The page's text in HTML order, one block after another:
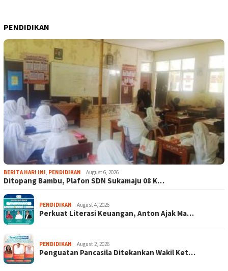
PENDIDIKAN
BERITA HARI INI, PENDIDIKAN August 6, 2026
Ditopang Bambu, Plafon SDN Sukamaju 08 K…
PENDIDIKAN August 4, 2026
Perkuat Literasi Keuangan, Anton Ajak Ma…
PENDIDIKAN August 2, 2026
Penguatan Pancasila Ditekankan Wakil Ket…